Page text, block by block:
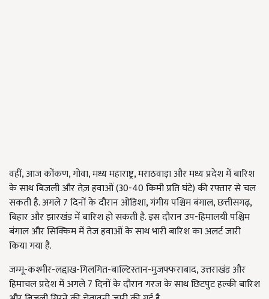
वहीं,आज कोंकण,गोवा, मध्य महाराष्ट्र, मराठवाड़ा और मध्य प्रदेश में बारिश
के साथ बिजली और तेज़ हवाओं (30-40 किमी प्रति घंटे) की रफ्तार से चल
सकती है. अगले 7 दिनों के दौरान ओडिशा, गंगीय पश्चिम बंगाल, छत्तीसगढ़,
बिहार और झारखंड में बारिश हो सकती है. इस दौरान उप-हिमालयी पश्चिम
बंगाल और सिक्किम में तेज हवाओं के साथ भारी बारिश का अलर्ट जारी
किया गया है.
जम्मू-कश्मीर-लद्दाख-गिलगित-बाल्टिस्तान-मुजफ्फराबाद,उत्तराखंड और
हिमाचल प्रदेश में अगले 7 दिनों के दौरान गरज के साथ छिटपुट हल्की बारिश